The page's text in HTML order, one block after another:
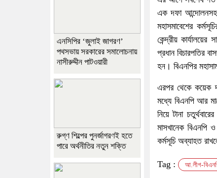
এক দফা আন্দোলনসহ
মহাসমাবেশের
কেন্দ্রীয়
প্রধান বিচারপতির
হন। বিএনপির
এরপর থেকে কয়েক
মধ্যে বিএনপি আর
নিয়ে টানা
মাসখানেক বিএনপি
কর্মসূচি অব্যাহত
Tag : আ.লীগ-
এনসিপির ‘জুলাই জাগরণ’
পথসভায় সরকারের সমালোচনায়
নাসীরুদ্দীন পাটওয়ারী
রুগ্ণ শিল্পের পুনর্জাগরণই হতে
পারে অর্থনীতির নতুন শক্তি